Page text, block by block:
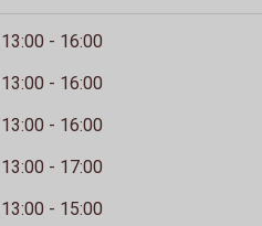
13:00 - 16:00
13:00 - 16:00
13:00 - 16:00
13:00 - 17:00
13:00 - 15:00